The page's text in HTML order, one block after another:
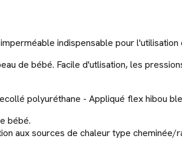
indispensable pour
de bébé. Facile d'utlisation, les
polyuréthane - Appliqué flex hibou
bébé.
aux sources de chaleur type cheminée/